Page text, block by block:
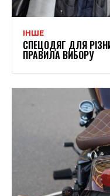
ІНШЕ
СПЕЦОДЯГ ДЛЯ
ПРАВИЛА ВИБОРУ